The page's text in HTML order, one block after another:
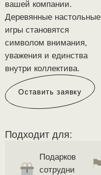
вашей компании.
Деревянные настольные
игры становятся
символом внимания,
уважения и единства
внутри коллектива.
Оставить заявку
Подходит для:
Подарков
сотрудникам